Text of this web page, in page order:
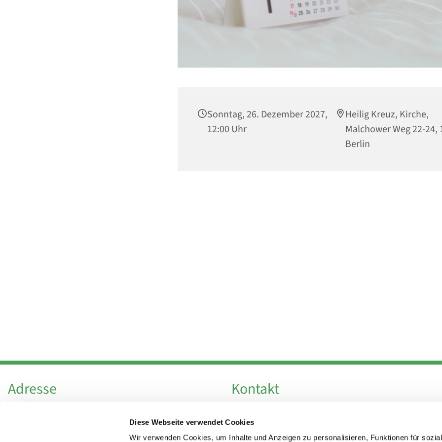
Diese Webseite verwendet Cookies
Wir verwenden Cookies, um Inhalte und Anzeigen zu personalisieren, Funktionen für
Sonntag, 26. Dezember 2027,
12:00 Uhr
Heilig Kreuz, Kirche,
Malchower Weg 22-24,
Berlin
Adresse
Hl. Theresa von Avila Berlin Nordost
Leitender Pfarrer - Norbert Pomplun
Kontakt
Fax +49 30 924 54 18
E-Mailinfo@theresa-von-avila-berlin.de